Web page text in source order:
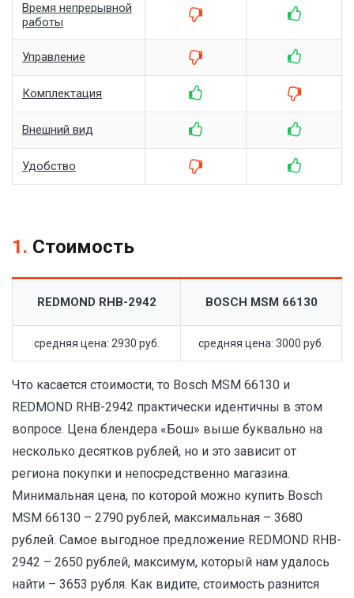
Время непрерывной
работы
Управление
Комплектация
Внешний вид
Удобство
1. Стоимость
REDMOND RHB-2942 BOSCH MSM 66130
средняя цена: 2930 руб. средняя цена: 3000 руб.
Что касается стоимости, то Bosch MSM 66130 и
REDMOND RHB-2942 практически идентичны в этом
вопросе. Цена блендера «Бош» выше буквально на
несколько десятков рублей, но и это зависит от
региона покупки и непосредственно магазина.
Минимальная цена, по которой можно купить Bosch
MSM 66130 – 2790 рублей, максимальная – 3680
рублей. Самое выгодное предложение REDMOND RHB-
2942 – 2650 рублей, максимум, который нам удалось
найти – 3653 рубля. Как видите, стоимость разнится